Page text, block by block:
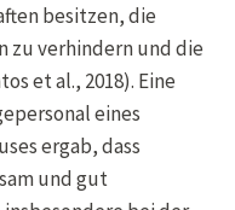
besitzen, die
zu verhindern und die
et al., 2018). Eine
eines
ergab, dass
und gut